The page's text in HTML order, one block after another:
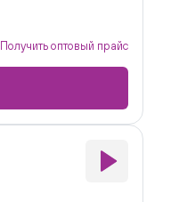
Получить оптовый прайс